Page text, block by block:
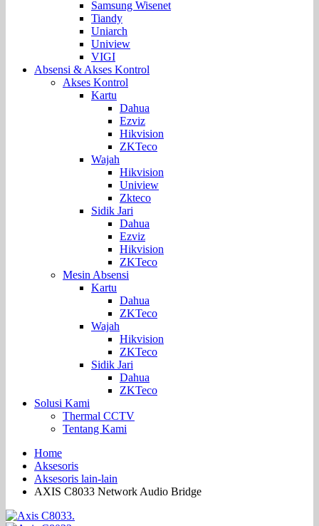
Samsung Wisenet
Tiandy
Uniarch
Uniview
VIGI
Absensi & Akses Kontrol
Akses Kontrol
Kartu
Dahua
Ezviz
Hikvision
ZKTeco
Wajah
Hikvision
Uniview
Zkteco
Sidik Jari
Dahua
Ezviz
Hikvision
ZKTeco
Mesin Absensi
Kartu
Dahua
ZKTeco
Wajah
Hikvision
ZKTeco
Sidik Jari
Dahua
ZKTeco
Solusi Kami
Thermal CCTV
Tentang Kami
Home
Aksesoris
Aksesoris lain-lain
AXIS C8033 Network Audio Bridge